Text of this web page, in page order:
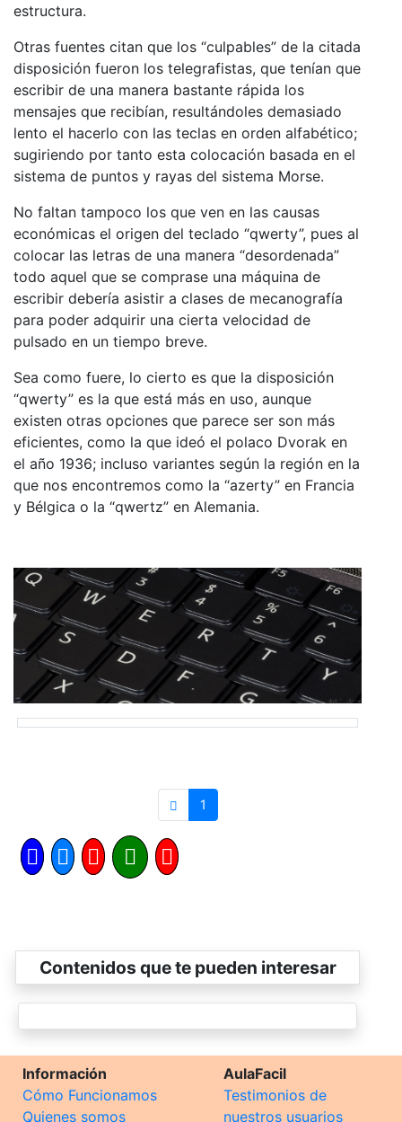
estructura.
Otras fuentes citan que los “culpables” de la citada
disposición fueron los telegrafistas, que tenían que
escribir de una manera bastante rápida los
mensajes que recibían, resultándoles demasiado
lento el hacerlo con las teclas en orden alfabético;
sugiriendo por tanto esta colocación basada en el
sistema de puntos y rayas del sistema Morse.
No faltan tampoco los que ven en las causas
económicas el origen del teclado “qwerty”, pues al
colocar las letras de una manera “desordenada”
todo aquel que se comprase una máquina de
escribir debería asistir a clases de mecanografía
para poder adquirir una cierta velocidad de
pulsado en un tiempo breve.
Sea como fuere, lo cierto es que la disposición
“qwerty” es la que está más en uso, aunque
existen otras opciones que parece ser son más
eficientes, como la que ideó el polaco Dvorak en
el año 1936; incluso variantes según la región en la
que nos encontremos como la “azerty” en Francia
y Bélgica o la “qwertz” en Alemania.
1
Contenidos que te pueden interesar
Información
Cómo Funcionamos
Quienes somos
AulaFacil
Testimonios de
nuestros usuarios